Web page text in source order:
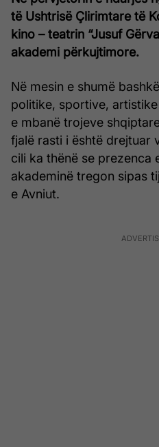
të Ushtrisë Çlirimtare të
kino – teatrin “Jusuf
akademi përkujtimore.
Në mesin e shumë
politike, sportive,
e mbanë trojeve
fjalë rasti i është drejtuar
cili ka thënë se prezenca
akademinë tregon sipas
e Avniut.